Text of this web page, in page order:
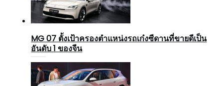
MG 07 ตั้งเป้าครองตำแหน่งรถเก๋งซีดานที่ขายดีเป็น
อันดับ 1 ของจีน